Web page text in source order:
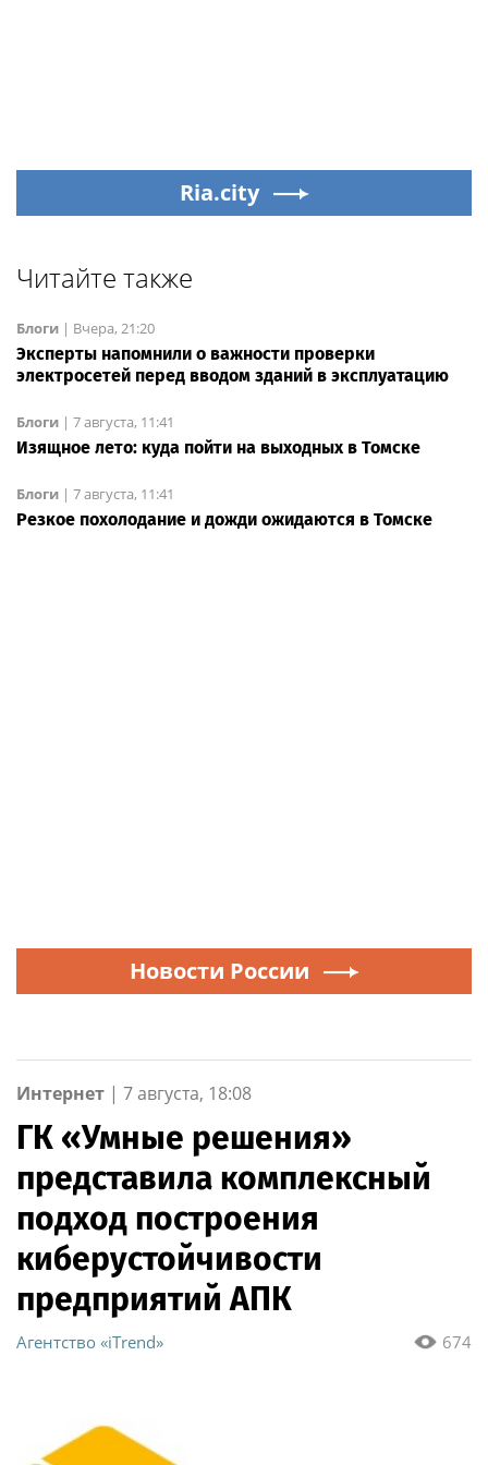
Ria.city
Читайте также
Блоги | Вчера, 21:20
Эксперты напомнили о важности проверки
электросетей перед вводом зданий в эксплуатацию
Блоги | 7 августа, 11:41
Изящное лето: куда пойти на выходных в Томске
Блоги | 7 августа, 11:41
Резкое похолодание и дожди ожидаются в Томске
Новости России
Интернет | 7 августа, 18:08
ГК «Умные решения»
представила комплексный
подход построения
киберустойчивости
предприятий АПК
674
Агентство «iTrend»